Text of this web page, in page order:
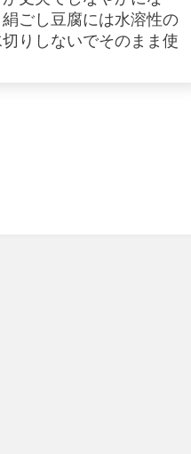
ごし豆腐には水溶性の
りしないでそのまま使